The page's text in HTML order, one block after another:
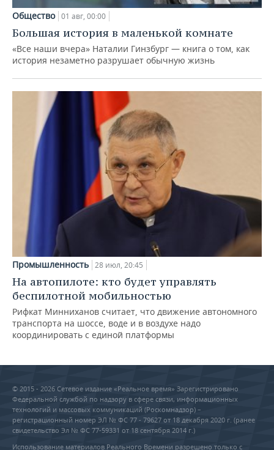
Общество 01 авг, 00:00
Большая история в маленькой комнате
«Все наши вчера» Наталии Гинзбург — книга о том, как
история незаметно разрушает обычную жизнь
Промышленность 28 июл, 20:45
На автопилоте: кто будет управлять
беспилотной мобильностью
Рифкат Минниханов считает, что движение автономного
транспорта на шоссе, воде и в воздухе надо
координировать с единой платформы
© 2015 - 2026 Сетевое издание «Реальное время» Зарегистрировано
Федеральной службой по надзору в сфере связи, информационных
технологий и массовых коммуникаций (Роскомнадзор) –
регистрационный номер ЭЛ № ФС 77 - 79627 от 18 декабря 2020 г. (ранее
свидетельство Эл № ФС 77-59331 от 18 сентября 2014 г.)
Использование материалов Реального Времени разрешено только с